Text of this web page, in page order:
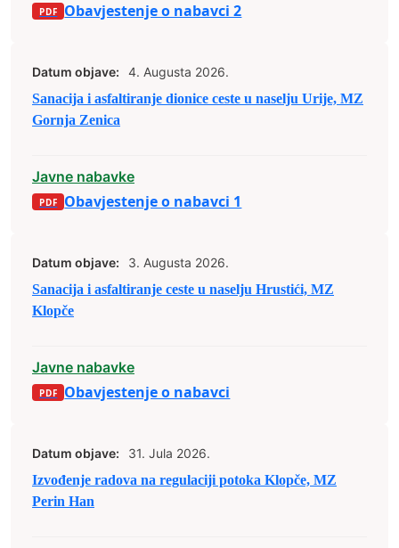
Obavjestenje o nabavci 2
Datum objave:
4. Augusta 2026.
Sanacija i asfaltiranje dionice ceste u naselju Urije, MZ
Gornja Zenica
Javne nabavke
Obavjestenje o nabavci 1
Datum objave:
3. Augusta 2026.
Sanacija i asfaltiranje ceste u naselju Hrustići, MZ
Klopče
Javne nabavke
Obavjestenje o nabavci
Datum objave:
31. Jula 2026.
Izvođenje radova na regulaciji potoka Klopče, MZ
Perin Han